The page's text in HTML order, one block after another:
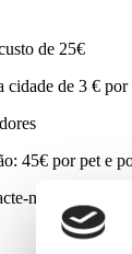
de 25€
de 3 €
45€ por pet e
nos através do